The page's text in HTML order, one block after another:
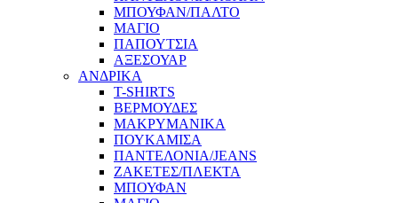
ΜΠΟΥΦΑΝ/ΠΑΛΤΟ
ΜΑΓΙΟ
ΠΑΠΟΥΤΣΙΑ
ΑΞΕΣΟΥΑΡ
ΑΝΔΡΙΚΑ
T-SHIRTS
ΒΕΡΜΟΥΔΕΣ
ΜΑΚΡΥΜΑΝΙΚΑ
ΠΟΥΚΑΜΙΣΑ
ΠΑΝΤΕΛΟΝΙΑ/JEANS
ΖΑΚΕΤΕΣ/ΠΛΕΚΤΑ
ΜΠΟΥΦΑΝ